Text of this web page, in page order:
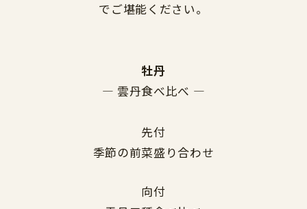
でご堪能ください。
牡丹
― 雲丹食べ比べ ―
先付
季節の前菜盛り合わせ
向付